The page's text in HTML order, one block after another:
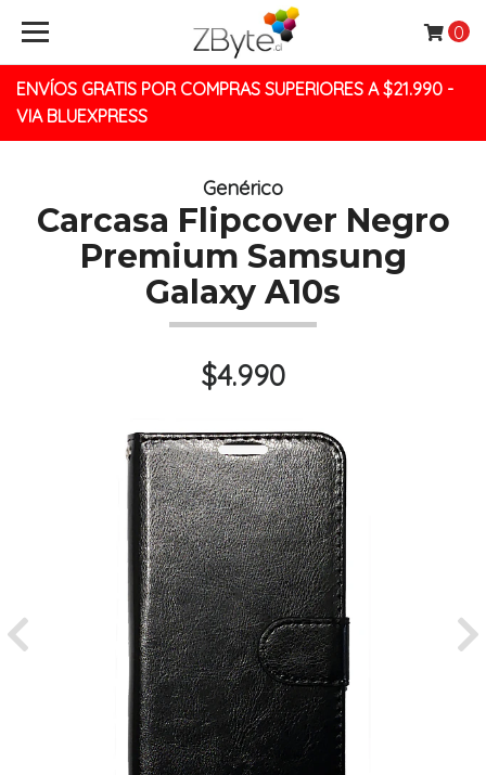
ENVÍOS GRATIS POR COMPRAS SUPERIORES A $21.990 -
VIA BLUEXPRESS
0
Genérico
Carcasa Flipcover Negro
Premium Samsung
Galaxy A10s
$4.990
Previous